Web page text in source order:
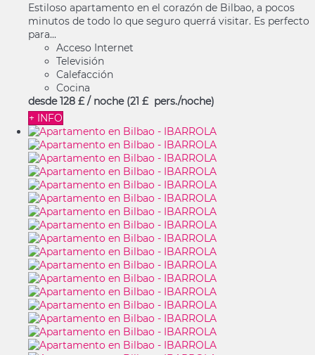
Estiloso apartamento en el corazón de Bilbao, a pocos
minutos de todo lo que seguro querrá visitar. Es perfecto
para...
Acceso Internet
Televisión
Calefacción
Cocina
desde 128 £ / noche (21 £ pers./noche)
+ INFO